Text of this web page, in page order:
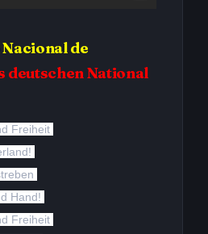
de
deutschen National
Freiheit
Hand!
Freiheit